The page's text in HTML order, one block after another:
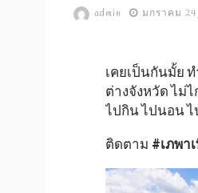
admin มกราคม
เคยเป็นกันมั้ย
ต่างจังหวัด ไม่
ไปกิน ไปนอน ไ
ติดตาม #เภพา